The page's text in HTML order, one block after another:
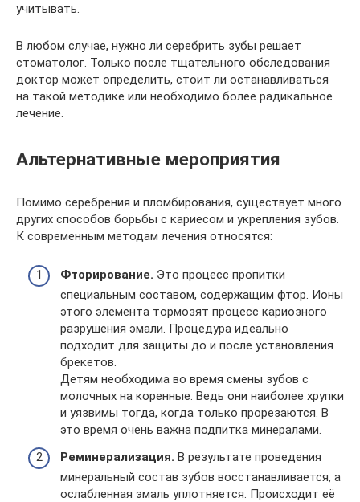
учитывать.
В любом случае, нужно ли серебрить зубы решает
стоматолог. Только после тщательного обследования
доктор может определить, стоит ли останавливаться
на такой методике или необходимо более радикальное
лечение.
Альтернативные мероприятия
Помимо серебрения и пломбирования, существует много
других способов борьбы с кариесом и укрепления зубов.
К современным методам лечения относятся:
Фторирование. Это процесс пропитки
специальным составом, содержащим фтор. Ионы
этого элемента тормозят процесс кариозного
разрушения эмали. Процедура идеально
подходит для защиты до и после установления
брекетов.
Детям необходима во время смены зубов с
молочных на коренные. Ведь они наиболее хрупки
и уязвимы тогда, когда только прорезаются. В
это время очень важна подпитка минералами.
Реминерализация. В результате проведения
минеральный состав зубов восстанавливается, а
ослабленная эмаль уплотняется. Происходит её